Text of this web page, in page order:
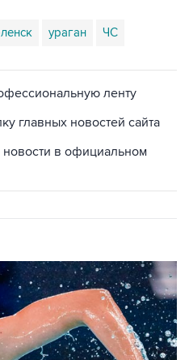
ураган ЧС
ленту
главных новостей сайта
в официальном